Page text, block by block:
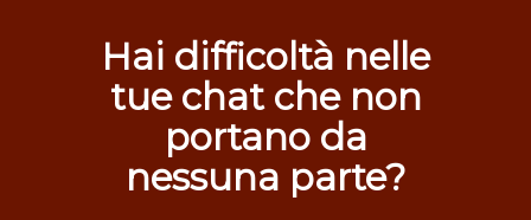
Hai difficoltà nelle
tue chat che non
portano da
nessuna parte?